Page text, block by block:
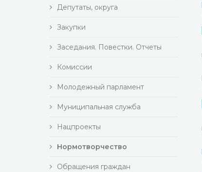
Депутаты, округа
Закупки
Заседания. Повестки. Отчеты
Комиссии
Молодежный парламент
Муниципальная служба
Нацпроекты
Нормотворчество
Обращения граждан